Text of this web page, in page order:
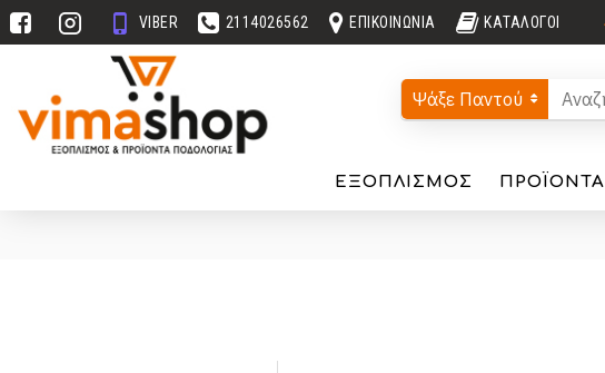
VIBER 2114026562 ΕΠΙΚΟΙΝΩΝΊΑ ΚΑΤΆΛΟΓΟΙ
Ψάξε Παντού
ΕΞΟΠΛΙΣΜΌΣ ΠΡΟΪΌΝΤΑ